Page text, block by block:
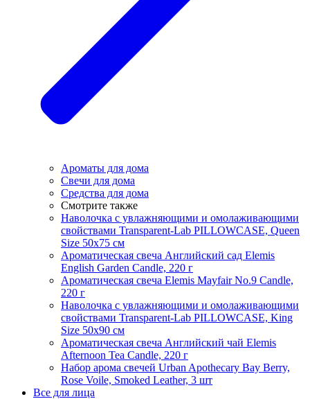
Ароматы для дома
Свечи для дома
Средства для дома
Смотрите также
Наволочка с увлажняющими и омолаживающими
свойствами Transparent-Lab PILLOWCASE, Queen
Size 50x75 см
Ароматическая свеча Английский сад Elemis
English Garden Candle, 220 г
Ароматическая свеча Elemis Mayfair No.9 Candle,
220 г
Наволочка с увлажняющими и омолаживающими
свойствами Transparent-Lab PILLOWCASE, King
Size 50x90 см
Ароматическая свеча Английский чай Elemis
Afternoon Tea Candle, 220 г
Набор арома свечей Urban Apothecary Bay Berry,
Rose Voile, Smoked Leather, 3 шт
Все для лица